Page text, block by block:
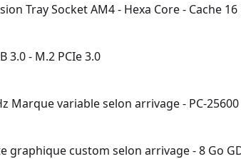
Tray Socket AM4 - Hexa Core - Cache
3.0 - M.2 PCIe 3.0
Marque variable selon arrivage - PC-25600
graphique custom selon arrivage - 8 Go